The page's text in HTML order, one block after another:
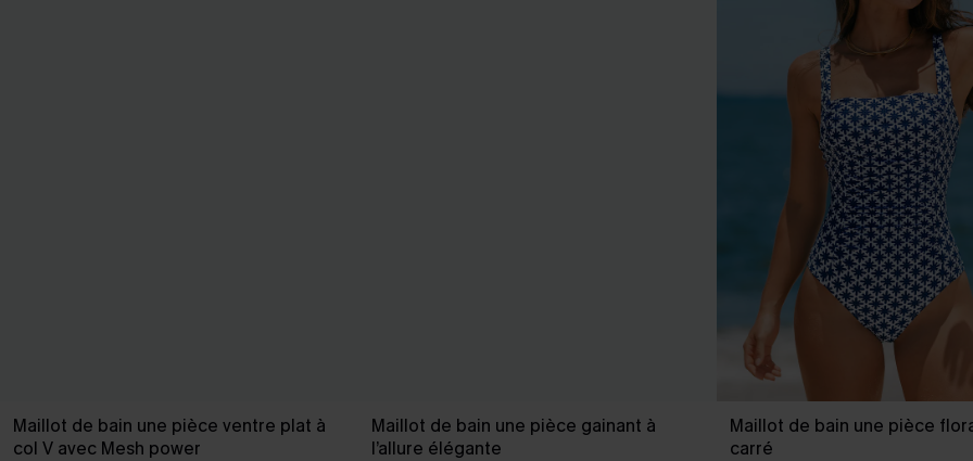
Maillot de bain une pièce ventre plat à
col V avec Mesh power
Maillot de bain une pièce gainant à
l’allure élégante
Maillot de bain une pièce
carré